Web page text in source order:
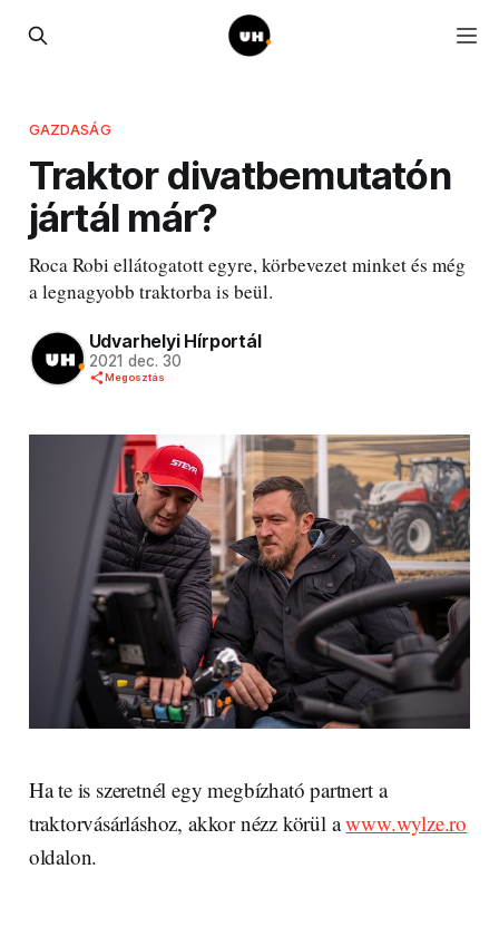
GAZDASÁG
Traktor divatbemutatón
jártál már?
Roca Robi ellátogatott egyre, körbevezet minket és még
a legnagyobb traktorba is beül.
Udvarhelyi Hírportál
2021 dec. 30
Megosztás
Ha te is szeretnél egy megbízható partnert a
traktorvásárláshoz, akkor nézz körül awww.wylze.ro
oldalon.